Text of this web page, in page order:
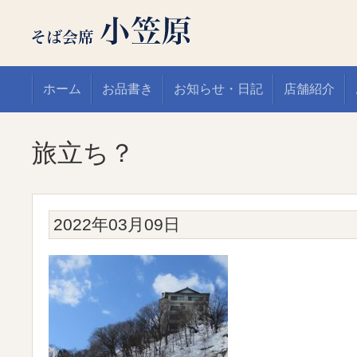
ホーム お品書き お知らせ・日記 店舗紹介
旅立ち？
2022年03月09日